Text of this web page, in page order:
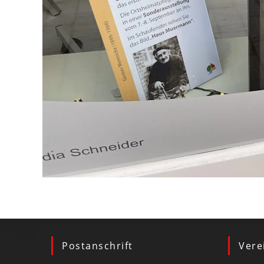
Postanschrift